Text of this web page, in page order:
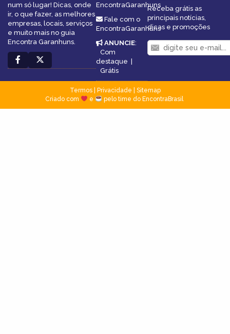
num só lugar! Dicas, onde
ir, o que fazer, as melhores
empresas, locais, serviços
e muito mais no guia
Encontra Garanhuns.
EncontraGaranhuns
Fale com o
EncontraGaranhuns
ANUNCIE:
Com
destaque |
Grátis
Receba grátis as
principais notícias,
dicas e promoções
Termos| Privacidade
Sitemap
Criado com
e pelo time do EncontraBrasil